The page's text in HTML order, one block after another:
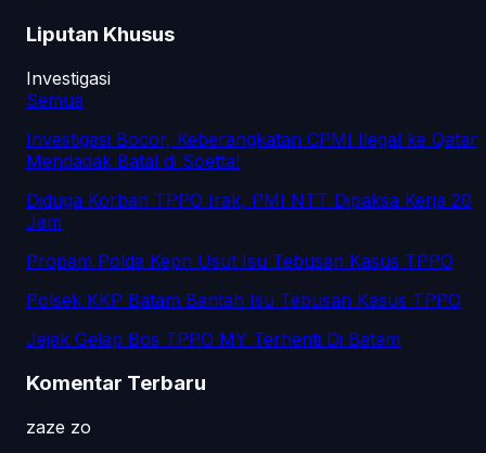
Liputan Khusus
Investigasi
Semua
Investigasi Bocor, Keberangkatan CPMI Ilegal ke Qatar
Mendadak Batal di Soetta!
Diduga Korban TPPO Irak, PMI NTT Dipaksa Kerja 20
Jam
Propam Polda Kepri Usut Isu Tebusan Kasus TPPO
Polsek KKP Batam Bantah Isu Tebusan Kasus TPPO
Jejak Gelap Bos TPPO MY Terhenti Di Batam
Komentar Terbaru
zaze zo